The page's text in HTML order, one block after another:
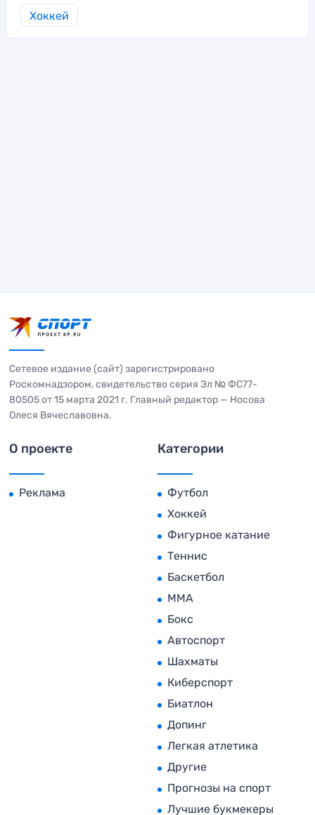
Хоккей
Сетевое издание (сайт) зарегистрировано
Роскомнадзором, свидетельство серия Эл № ФС77-
80505 от 15 марта 2021 г. Главный редактор — Носова
Олеся Вячеславовна.
О проекте
Реклама
Категории
Футбол
Хоккей
Фигурное катание
Теннис
Баскетбол
MMA
Бокс
Автоспорт
Шахматы
Киберспорт
Биатлон
Допинг
Легкая атлетика
Другие
Прогнозы на спорт
Лучшие букмекеры